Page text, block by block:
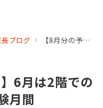
ブログ 【8月分の予約受付】6月は2階での〝TS体操〟無料体験月間
6月は2階での
月間